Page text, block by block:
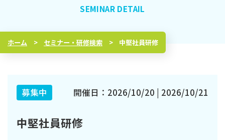
セミナー・研修カレンダー
テクナビふくしまについて
ホーム セミナー・研修検索 中堅社員研修
開催日：2026/10/20 | 2026/10/21
募集中
中堅社員研修